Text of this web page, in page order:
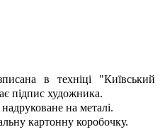
в техніці "Київський
підпис художника.
на металі.
картонну коробочку.